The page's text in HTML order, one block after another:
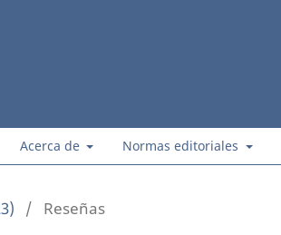
Acerca de Normas editoriales
/ Reseñas